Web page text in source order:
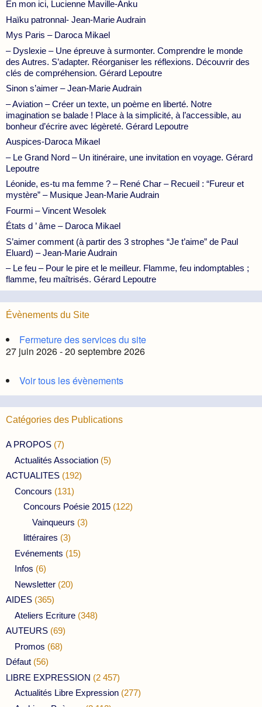
En mon ici, Lucienne Maville-Anku
Haïku patronnal- Jean-Marie Audrain
Mys Paris – Daroca Mikael
– Dyslexie – Une épreuve à surmonter. Comprendre le monde
des Autres. S’adapter. Réorganiser les réflexions. Découvrir des
clés de compréhension. Gérard Lepoutre
Sinon s’aimer – Jean-Marie Audrain
– Aviation – Créer un texte, un poème en liberté. Notre
imagination se balade ! Place à la simplicité, à l’accessible, au
bonheur d’écrire avec légèreté. Gérard Lepoutre
Auspices-Daroca Mikael
– Le Grand Nord – Un itinéraire, une invitation en voyage. Gérard
Lepoutre
Léonide, es-tu ma femme ? – René Char – Recueil : “Fureur et
mystère” – Musique Jean-Marie Audrain
Fourmi – Vincent Wesolek
États d ’ âme – Daroca Mikael
S’aimer comment (à partir des 3 strophes “Je t’aime” de Paul
Eluard) – Jean-Marie Audrain
– Le feu – Pour le pire et le meilleur. Flamme, feu indomptables ;
flamme, feu maîtrisés. Gérard Lepoutre
Évènements du Site
Fermeture des services du site
27 juin 2026 - 20 septembre 2026
Voir tous les évènements
Catégories des Publications
A PROPOS (7)
Actualités Association (5)
ACTUALITES (192)
Concours (131)
Concours Poésie 2015 (122)
Vainqueurs (3)
littéraires (3)
Evénements (15)
Infos (6)
Newsletter (20)
AIDES (365)
Ateliers Ecriture (348)
AUTEURS (69)
Promos (68)
Défaut (56)
LIBRE EXPRESSION (2 457)
Actualités Libre Expression (277)